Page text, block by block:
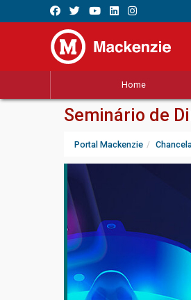
Home
Seminário de
Portal Mackenzie